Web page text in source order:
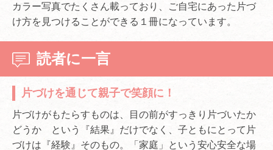
カラー写真でたくさん載っており、ご自宅にあった片づ
け方を見つけることができる１冊になっています。
読者に一言
片づけを通じて親子で笑顔に！
片づけがもたらすものは、目の前がすっきり片づいたか
どうか という『結果』だけでなく、子ともにとって片
づけは『経験』そのもの。「家庭」という安心安全な場